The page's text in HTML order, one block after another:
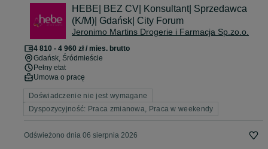
HEBE| BEZ CV| Konsultant| Sprzedawca
(K/M)| Gdańsk| City Forum
Jeronimo Martins Drogerie i Farmacja Sp.zo.o.
4 810 - 4 960 zł / mies. brutto
Gdańsk, Śródmieście
Pełny etat
Umowa o pracę
Doświadczenie nie jest wymagane
Dyspozycyjność: Praca zmianowa, Praca w weekendy
Odświeżono dnia 06 sierpnia 2026